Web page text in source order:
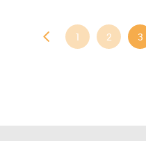
1 2 3